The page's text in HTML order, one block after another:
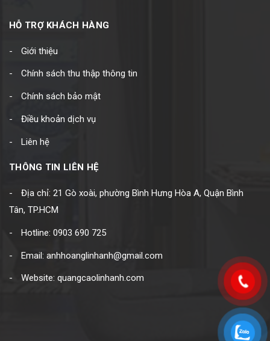
HỖ TRỢ KHÁCH HÀNG
Giới thiệu
Chính sách thu thập thông tin
Chính sách bảo mật
Điều khoản dịch vụ
Liên hệ
THÔNG TIN LIÊN HỆ
Địa chỉ: 21 Gò xoài, phường Bình Hưng Hòa A, Quận Bình
Tân, TP.HCM
Hotline: 0903 690 725
Email: anhhoanglinhanh@gmail.com
Website: quangcaolinhanh.com